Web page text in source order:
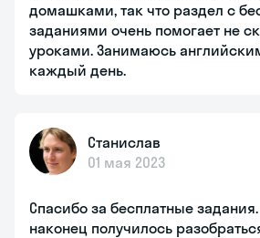
домашками, так что раздел с
заданиями очень помогает не
уроками. Занимаюсь
каждый день.
Станислав
01 мая 2023
Спасибо за бесплатные
наконец получилось